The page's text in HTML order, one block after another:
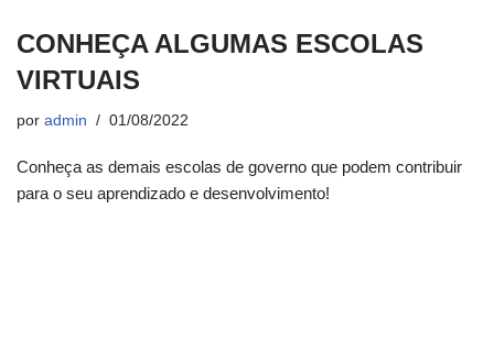
CONHEÇA ALGUMAS ESCOLAS
VIRTUAIS
por admin 01/08/2022
Conheça as demais escolas de governo que podem contribuir
para o seu aprendizado e desenvolvimento!